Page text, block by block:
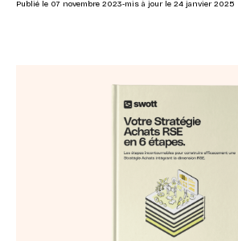
Publié le 07 novembre 2023-mis à jour le 24 janvier 2025